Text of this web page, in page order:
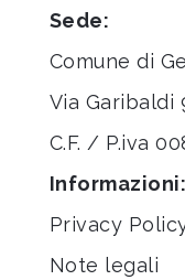
Sede:
Comune di
Via Garibaldi
C.F. / P.iva
Informazioni:
Privacy
Note legali